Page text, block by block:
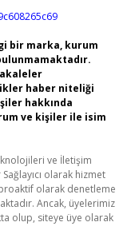
bir marka, kurum
haber niteliği
hakkında
ve kişiler ile isim
ve İletişim
olarak hizmet
olarak denetleme
Ancak, üyelerimiz
olup, siteye üye olarak